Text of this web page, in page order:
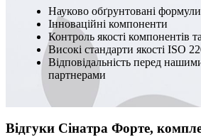
Науково обґрунтовані формули
Інноваційні компоненти
Контроль якості компонентів
Високі стандарти якості ISO
Відповідальність перед
партнерами
Відгуки Сінатра Форте,